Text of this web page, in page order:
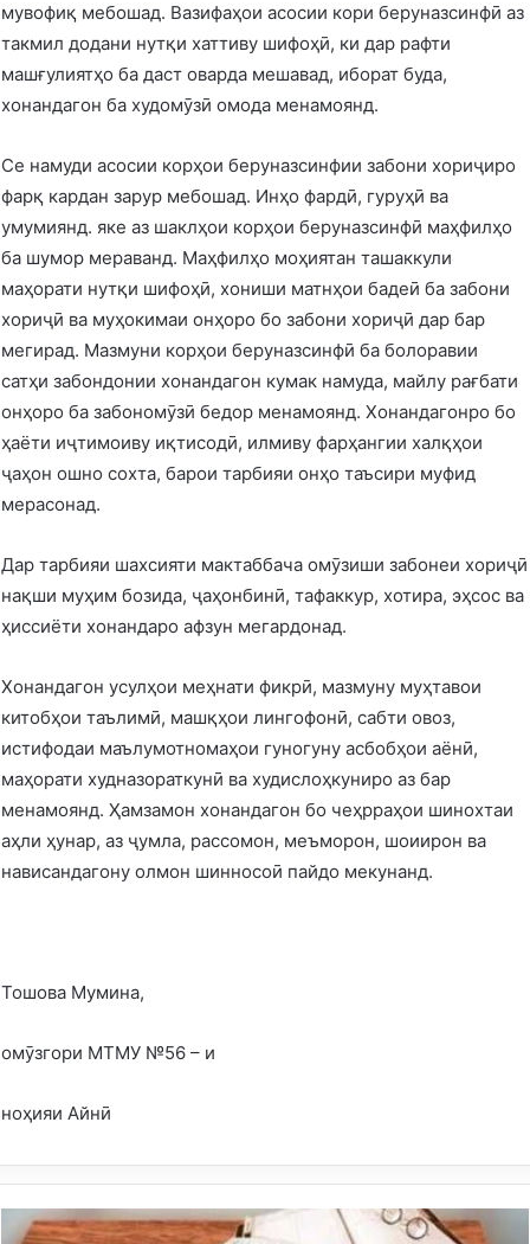
мувофиқ мебошад. Вазифаҳои асосии кори беруназсинфӣ аз
такмил додани нутқи хаттиву шифоҳӣ, ки дар рафти
машғулиятҳо ба даст оварда мешавад, иборат буда,
хонандагон ба худомӯзӣ омода менамоянд.
Се намуди асосии корҳои беруназсинфии забони хориҷиро
фарқ кардан зарур мебошад. Инҳо фардӣ, гуруҳӣ ва
умумиянд. яке аз шаклҳои корҳои беруназсинфӣ маҳфилҳо
ба шумор мераванд. Маҳфилҳо моҳиятан ташаккули
маҳорати нутқи шифоҳӣ, хониши матнҳои бадеӣ ба забони
хориҷӣ ва муҳокимаи онҳоро бо забони хориҷӣ дар бар
мегирад. Мазмуни корҳои беруназсинфӣ ба болоравии
сатҳи забондонии хонандагон кумак намуда, майлу рағбати
онҳоро ба забономӯзӣ бедор менамоянд. Хонандагонро бо
ҳаёти иҷтимоиву иқтисодӣ, илмиву фарҳангии халқҳои
ҷаҳон ошно сохта, барои тарбияи онҳо таъсири муфид
мерасонад.
Дар тарбияи шахсияти мактаббача омӯзиши забонеи хориҷӣ
нақши муҳим бозида, ҷаҳонбинӣ, тафаккур, хотира, эҳсос ва
ҳиссиёти хонандаро афзун мегардонад.
Хонандагон усулҳои меҳнати фикрӣ, мазмуну муҳтавои
китобҳои таълимӣ, машқҳои лингофонӣ, сабти овоз,
истифодаи маълумотномаҳои гуногуну асбобҳои аёнӣ,
маҳорати худназораткунӣ ва худислоҳкуниро аз бар
менамоянд. Ҳамзамон хонандагон бо чеҳрраҳои шинохтаи
аҳли ҳунар, аз ҷумла, рассомон, меъморон, шоиирон ва
нависандагону олмон шинносоӣ пайдо мекунанд.
Тошова Мумина,
омӯзгори МТМУ №56 – и
ноҳияи Айнӣ